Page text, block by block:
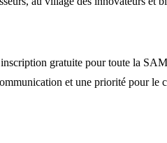
gratuite pour toute la
et une priorité pour le